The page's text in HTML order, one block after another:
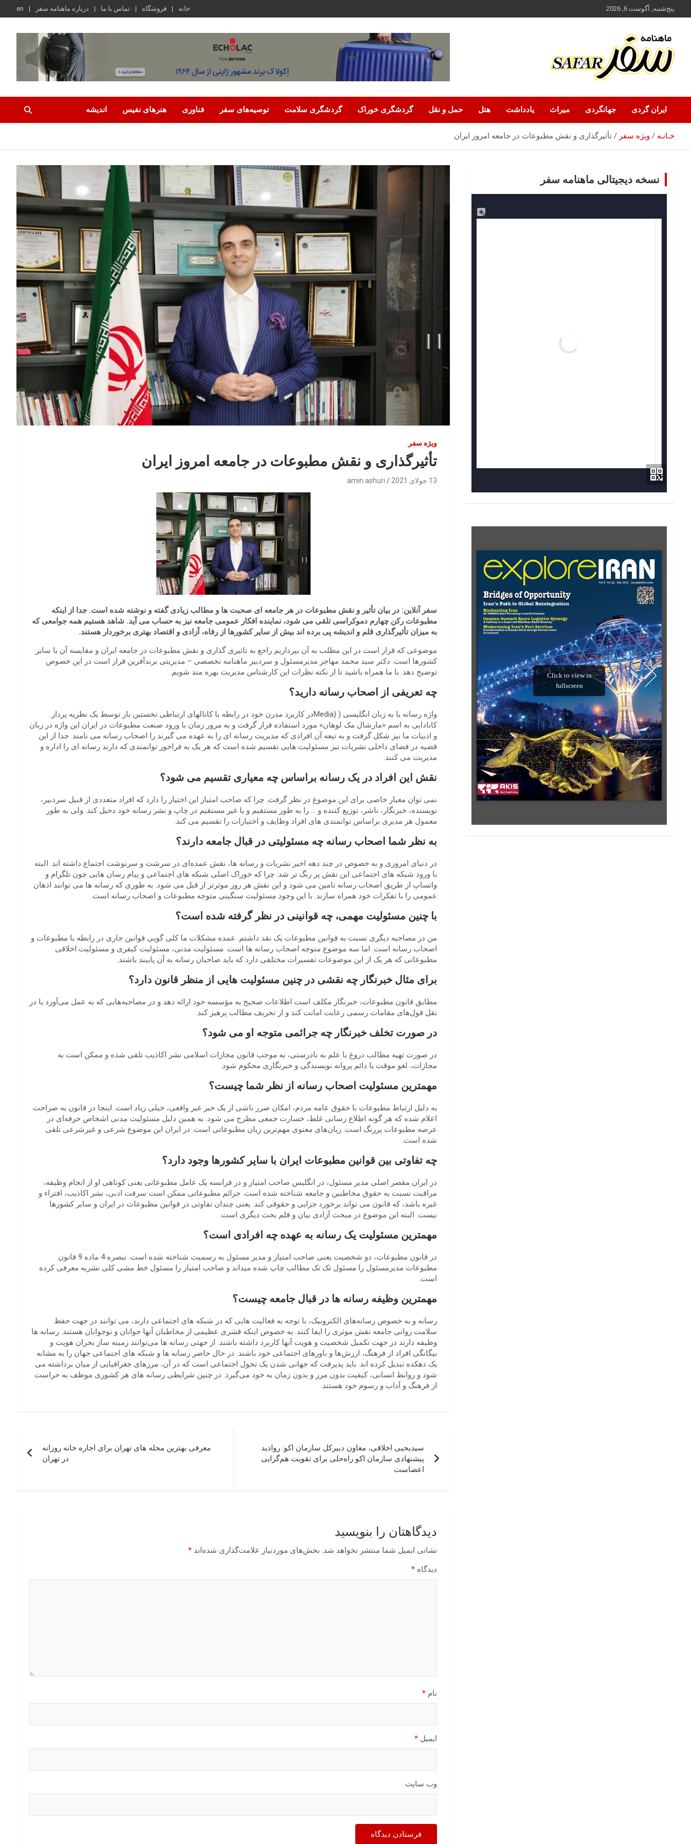
محتوا
پنج‌شنبه, آگوست 6, 2026 خانه فروشگاه تماس با ما درباره ماهنامه سفر en
سفر آنلاین
ایران گردی جهانگردی میراث یادداشت هتل حمل‌ و نقل گردشگری خوراک گردشگری سلامت توصیه‌های سفر فناوری هنرهای نفیس اندیشه
خـانـه ویژه سفر تأثیرگذاری و نقش مطبوعات در جامعه امروز ایران
ویژه سفر
تأثیرگذاری و نقش مطبوعات در جامعه امروز ایران
13 جولای 2021 amin ashuri
سفر آنلاین: در بیان تأثیر و نقش مطبوعات در هر جامعه ­ای صحبت ها و مطالب زیادی گفته و نوشته شده است. جدا از اینکه
مطبوعات رکن چهارم دموکراسی تلقی می شود، نماینده افکار عمومی جامعه نیز به حساب می آید. شاهد هستیم همه جوامعی که
به میزان تأثیرگذاری قلم و اندیشه پی برده اند بیش از سایر کشورها از رفاه، آزادی و اقتصاد بهتری برخوردار هستند.
موضوعی که قرار است در این مطلب به آن بپردازیم راجع به تاثیری گذاری و نقش مطبوعات در جامعه ایران و مقایسه آن با سایر
کشورها است. دکتر سید محمد مهاجر مدیرمسئول و سردبیر ماهنامه تخصصی – مدیریتی برندآفرین قرار است در این خصوص
توضیح دهد. با ما همراه باشید تا از نکته نظرات این کارشناس مدیریت بهره مند شویم.
چه تعریفی از اصحاب رسانه دارید؟
واژه رسانه یا به زبان انگلیسی ( (Mediaدر کاربرد مدرن خود در رابطه با کانالهای ارتباطی نخستین بار توسط یک نظریه پرداز
کانادایی به اسم «مارشال مک ‌لوهان» مورد استفاده قرار گرفت و به مرور زمان با ورود صنعت مطبوعات در ایران این واژه در زبان
و ادبیات ما نیز شکل گرفت و به تبعه آن افرادی که مدیریت رسانه ای را به عهده می گیرند را اصحاب رسانه می نامند. جدا از این
قضیه در فضای داخلی نشریات نیز مسئولیت هایی تقسیم شده است که هر یک به فراخور توانمندی که دارند رسانه ای را اداره و
مدیریت می کنند.
نقش این افراد در یک رسانه براساس چه معیاری تقسیم می شود؟
نمی توان معیار خاصی برای این موضوع در نظر گرفت. چرا که صاحب امتیاز این اختیار را دارد که افراد متعددی از قبیل سردبیر،
نویسنده، خبرنگار، ناشر، توزیع ‌کننده و … را به طور مستقیم و یا غیر مستقیم در چاپ و نشر رسانه خود دخیل کند. ولی به طور
معمول هر مدیری براساس توانمندی های افراد وظایف و اختیارات را تقسیم می کند.
به نظر شما اصحاب رسانه چه مسئولیتی در قبال جامعه دارند؟
در دنیای امروزی و به خصوص در چند دهه اخیر نشریات و رسانه ها، نقش عمده‌ای در سرشت و سرنوشت اجتماع داشته ‌اند. البته
با ورود شبکه های اجتماعی این نقش پر رنگ تر شد. چرا که خوراک اصلی شبکه های اجتماعی و پیام رسان هایی چون تلگرام و
واتساپ از طریق اصحاب رسانه تامین می شود و این نقش هر روز موثرتر از قبل می‌ شود. به طوری که رسانه ها می‌ توانند اذهان
عمومی را با تفکرات خود همراه سازند. با این وجود مسئولیت سنگینی متوجه مطبوعات و اصحاب رسانه است.
با چنین مسئولیت مهمی، چه قوانینی در نظر گرفته شده است؟
من در مصاحبه دیگری نسبت به قوانین مطبوعات یک نقد داشتم. عمده مشکلات ما کلی گویی قوانین جاری در رابطه با مطبوعات و
اصحاب رسانه است. اما سه موضوع متوجه اصحاب رسانه ها است. مسئولیت مدنی، مسئولیت کیفری و مسئولیت اخلاقی
مطبوعاتی که هر یک از این موضوعات تفسیرات مختلفی دارد که باید صاحبان رسانه به آن پایبند باشند.
برای مثال خبرنگار چه نقشی در چنین مسئولیت هایی از منظر قانون دارد؟
مطابق قانون مطبوعات، خبرنگار مکلف است اطلاعات صحیح به مؤسسه خود ارائه دهد و در مصاحبه‌هایی که به عمل می‌آورد یا در
نقل قول‌های مقامات رسمی رعایت امانت کند و از تحریف مطالب پرهیز کند.
در صورت تخلف خبرنگار چه جرائمی متوجه او می شود؟
در صورت تهیه مطالب دروغ با علم به نادرستی، به موجب قانون مجازات اسلامی نشر اکاذیب تلقی شده و ممکن است به
مجازات، لغو موقت یا دائم پروانه نویسندگی و خبرنگاری محکوم شود.
مهمترین مسئولیت اصحاب رسانه از نظر شما چیست؟
به دلیل ارتباط مطبوعات با حقوق عامه مردم، امکان ضرر ناشی از یک خبر غیر واقعی، خیلی زیاد است. اینجا در قانون به صراحت
اعلام شده که هر گونه اطلاع رسانی غلط، خسارت جمعی مطرح می‌ شود. به همین دلیل مسئولیت مدنی اشخاص حرفه‌ای در
عرصه مطبوعات پررنگ است. زیان‌های معنوی مهم‌ترین زیان‌ مطبوعاتی است. در ایران این موضوع شرعی و غیرشرعی تلقی
شده است.
چه تفاوتی بین قوانین مطبوعات ایران با سایر کشورها وجود دارد؟
در ایران مقصر اصلی مدیر مسئول، در انگلیس صاحب امتیاز و در فرانسه یک عامل مطبوعاتی یعنی کوتاهی او از انجام وظیفه،
مراقبت نسبت به حقوق مخاطبین و جامعه شناخته شده است. جرائم مطبوعاتی ممکن است سرقت‌ ادبی،‌ نشر اکاذیب، افتراء و
غیره باشد، که قانون می تواند برخورد جزایی و حقوقی کند. یعنی چندان تفاوتی در قوانین مطبوعات در ایران و سایر کشورها
نیست. البته این موضوع در مبحث آزادی بیان و قلم بحث دیگری است.
مهمترین مسئولیت یک رسانه به عهده چه افرادی است؟
در قانون مطبوعات، دو شخصیت یعنی صاحب امتیاز و مدیر مسئول به رسمیت شناخته شده است. تبصره 4 ماده 9 قانون
مطبوعات مدیرمسئول را مسئول تک تک مطالب چاپ شده می‎داند و صاحب امتیاز را مسئول خط مشی کلی نشریه معرفی کرده
است.
مهمترین وظیفه رسانه ها در قبال جامعه چیست؟
رسانه و به خصوص رسانه‌های الکترونیک، با توجه به فعالیت هایی که در شبکه های اجتماعی دارند، می ‌توانند در جهت حفظ
سلامت روانی جامعه نقش موثری را ایفا کنند. به خصوص اینکه قشری عظیمی از مخاطبان آنها جوانان و نوجوانان هستند. رسانه ها
وظیفه دارند در جهت تکمیل شخصیت و هویت آنها کاربرد داشته باشند. از جهتی رسانه ها می‌توانند زمینه ‌ساز بحران هویت و
بیگانگی افراد از فرهنگ، ارزش‌ها و باورهای اجتماعی خود باشند. در حال حاضر رسانه ها و شبکه های اجتماعی جهان را به مشابه
یک دهکده تبدیل کرده اند. باید پذیرفت که جهانی شدن یک تحول اجتماعی است که در آن، مرزهای جغرافیایی از میان برداشته می
شود و روابط انسانی، کیفیت بدون مرز و بدون زمان به خود می‌گیرد. در چنین شرایطی رسانه های هر کشوری موظف به حراست
از فرهنگ و آداب و رسوم خود هستند.
نوشته
سیدیحیی اخلاقی، معاون دبیرکل سازمان اکو: روادید
پیشنهادی سازمان اکو راه‌حلی برای تقویت هم‌گرایی
اعضاست
معرفی بهترین محله های تهران برای اجاره خانه روزانه
در تهران
دیدگاهتان را بنویسید
نشانی ایمیل شما منتشر نخواهد شد. بخش‌های موردنیاز علامت‌گذاری شده‌اند *
دیدگاه *
نام *
ایمیل *
وب‌ سایت
نسخه دیجیتالی ماهنامه سفر